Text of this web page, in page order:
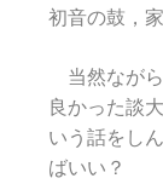
初音の鼓，
当然ながら
良かった談
いう話をし
ばいい？